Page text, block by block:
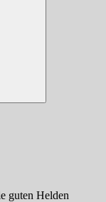
guten Helden